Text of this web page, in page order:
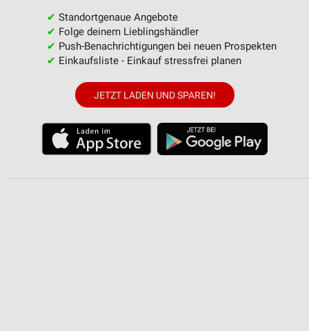
✔ Standortgenaue Angebote
✔ Folge deinem Lieblingshändler
✔ Push-Benachrichtigungen bei neuen Prospekten
✔ Einkaufsliste - Einkauf stressfrei planen
JETZT LADEN UND SPAREN!